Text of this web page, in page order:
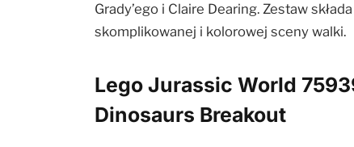
Grady’ego i Claire Dearing. Zestaw
skomplikowanej i kolorowej sceny walki.
Lego Jurassic World
Dinosaurs Breakout